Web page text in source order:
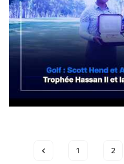
1 2